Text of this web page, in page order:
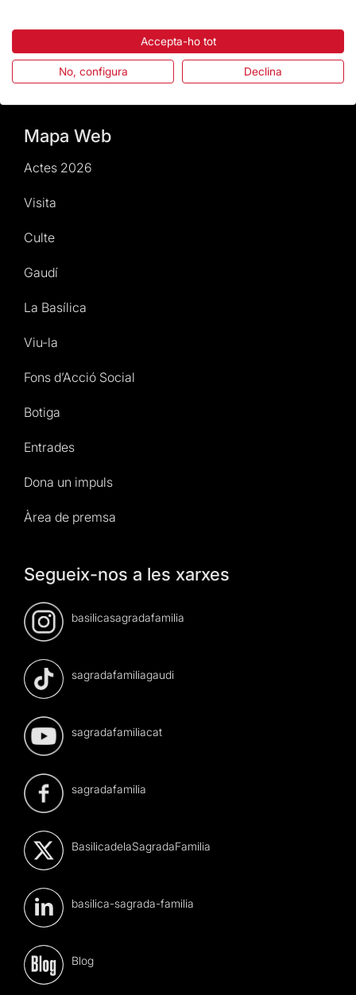
Actes2026
Mapa Web
Actes 2026
Visita
Culte
Gaudí
La Basílica
Viu-la
Fons d’Acció Social
Botiga
Entrades
Dona un impuls
Àrea de premsa
Segueix-nos a les xarxes
basilicasagradafamilia
sagradafamiliagaudi
sagradafamiliacat
sagradafamilia
BasilicadelaSagradaFamilia
basilica-sagrada-familia
Blog
Accepta-ho tot
No, configura Declina